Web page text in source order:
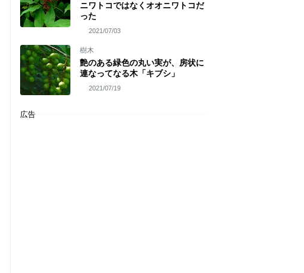
ニワトコではなくオオニワトコだ
った
2021/07/03
樹木
艶のある緑色の丸い実が、房状に
連なってなる木「キブシ」
2021/07/19
広告